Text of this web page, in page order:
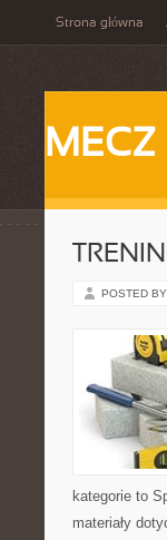
Strona główna
MECZ
POSTED
kategorie to
materiały